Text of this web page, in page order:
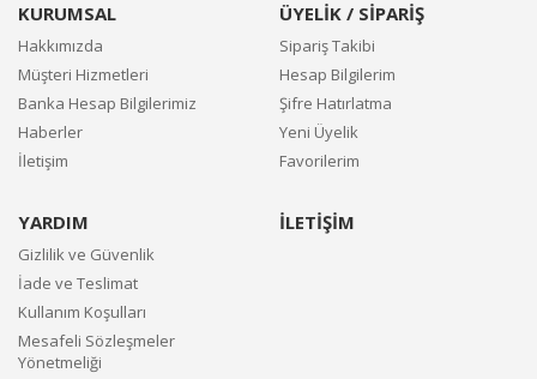
KURUMSAL
Hakkımızda
Müşteri Hizmetleri
Banka Hesap Bilgilerimiz
Haberler
İletişim
ÜYELİK / SİPARİŞ
Sipariş Takibi
Hesap Bilgilerim
Şifre Hatırlatma
Yeni Üyelik
Favorilerim
YARDIM
Gizlilik ve Güvenlik
İade ve Teslimat
Kullanım Koşulları
Mesafeli Sözleşmeler
Yönetmeliği
İLETİŞİM